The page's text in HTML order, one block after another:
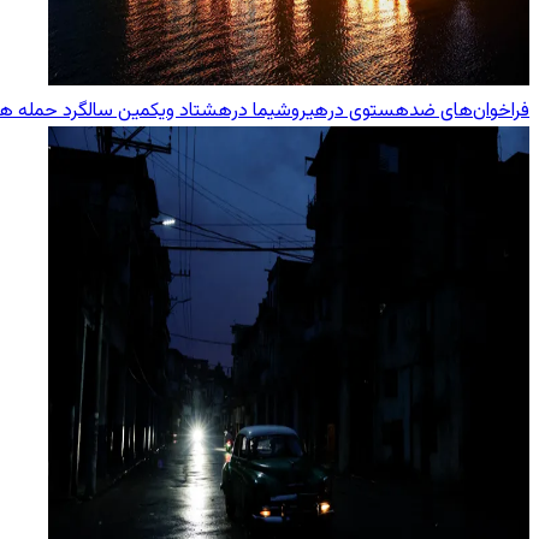
فراخوان‌های ضدهستوی درهیروشیما درهشتاد ویکمین سالگرد حمله